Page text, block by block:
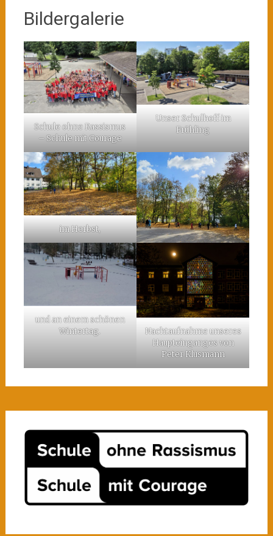
Bildergalerie
Schule ohne Rassismus
– Schule mit Courage
Unser Schulhoff im
Frühling
im Herbst,
und an einem schönen
Wintertag.
Nachtaufnahme unseres
Haupteinganges von
Peter Klusmann